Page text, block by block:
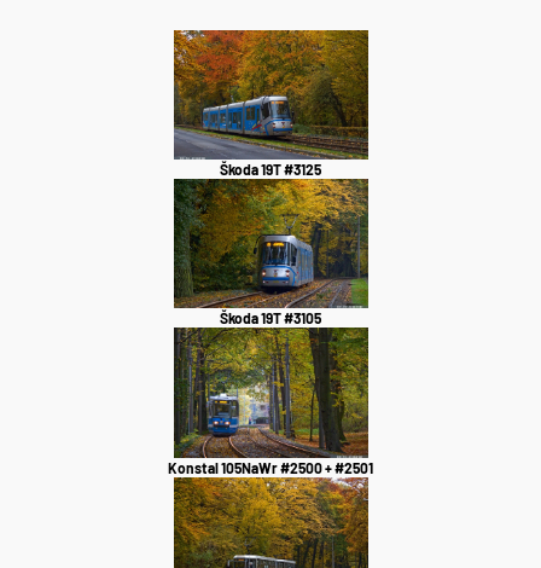
Škoda 19T #3125
Škoda 19T #3105
Konstal 105NaWr #2500 + #2501